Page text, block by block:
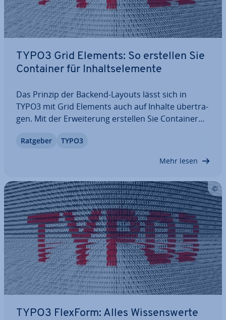
TYPO3 Grid Elements: So erstellen Sie
Container für In­halts­ele­men­te
Das Prinzip der Backend-Layouts lässt sich in
TYPO3 mit Grid Elements auch auf Inhalte über­tra­
gen. Mit der Er­wei­te­rung erstellen Sie Container
können – un­ab­hän­gig vom Layout Ihrer TYPO3-
Ratgeber TYPO3
Mehr lesen
TYPO3 FlexForm: Alles Wis­sens­wer­te